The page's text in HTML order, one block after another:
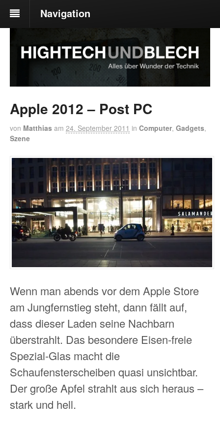
Navigation
Apple 2012 – Post PC
von Matthias am 24. September 2011 in Computer, Gadgets,
Szene
Wenn man abends vor dem Apple Store
am Jungfernstieg steht, dann fällt auf,
dass dieser Laden seine Nachbarn
überstrahlt. Das besondere Eisen-freie
Spezial-Glas macht die
Schaufensterscheiben quasi unsichtbar.
Der große Apfel strahlt aus sich heraus –
stark und hell.